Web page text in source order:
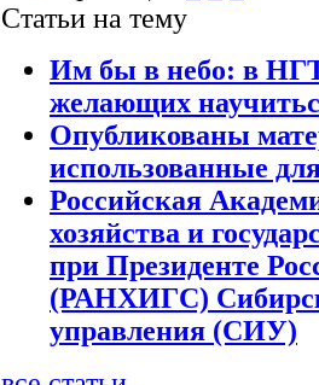
Статьи на тему
Им бы в небо: в
желающих
Опубликованы
использованные
Российская
хозяйства и
при Президенте
(РАНХИГС)
управления (СИУ)